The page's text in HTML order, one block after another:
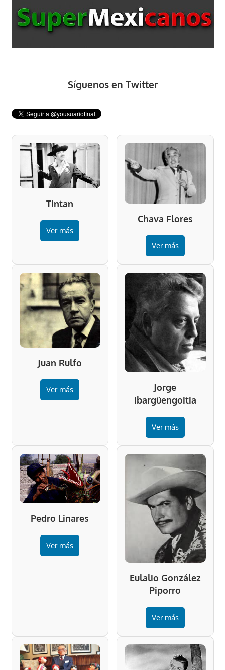
Síguenos en Twitter
Tintan
Ver más
Chava Flores
Ver más
Juan Rulfo
Ver más
Jorge
Ibargüengoitia
Ver más
Pedro Linares
Ver más
Eulalio González
Piporro
Ver más